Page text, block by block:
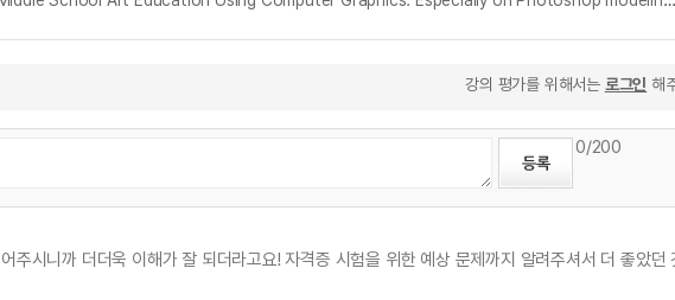
강의 평가를 위해서는 로그인 해
0/200
시니까 더더욱 이해가 잘 되더라고요! 자격증 시험을 위한 예상 문제까지 알려주셔서 더 좋았던